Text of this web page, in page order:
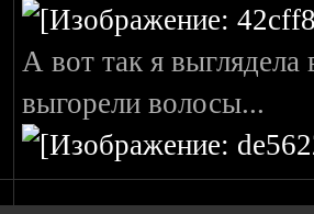
А вот так я выглядела
выгорели волосы...